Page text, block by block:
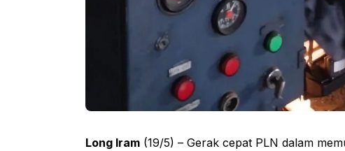
Long Iram (19/5) – Gerak cepat PLN dalam